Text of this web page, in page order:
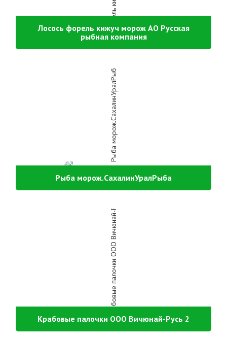
Лосось форель кижуч морож АО Русская
рыбная компания
Рыба морож.СахалинУралРыба
Крабовые палочки ООО Вичюнай-Русь 2